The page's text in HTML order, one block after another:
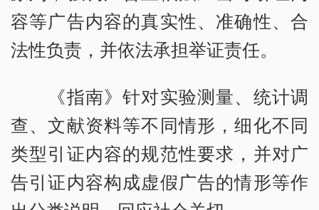
容等广告内容的真实性、准确性、合
法性负责，并依法承担举证责任。
《指南》针对实验测量、统计调
查、文献资料等不同情形，细化不同
类型引证内容的规范性要求，并对广
告引证内容构成虚假广告的情形等作